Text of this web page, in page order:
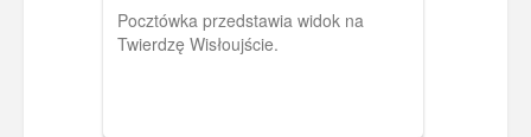
Pocztówka przedstawia widok na
Twierdzę Wisłoujście.